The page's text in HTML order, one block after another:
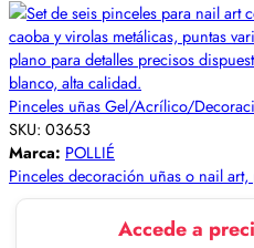
Pinceles uñas Gel/Acrílico/
SKU: 03653
Marca: POLLIÉ
Pinceles decoración uñas o nail
Accede a